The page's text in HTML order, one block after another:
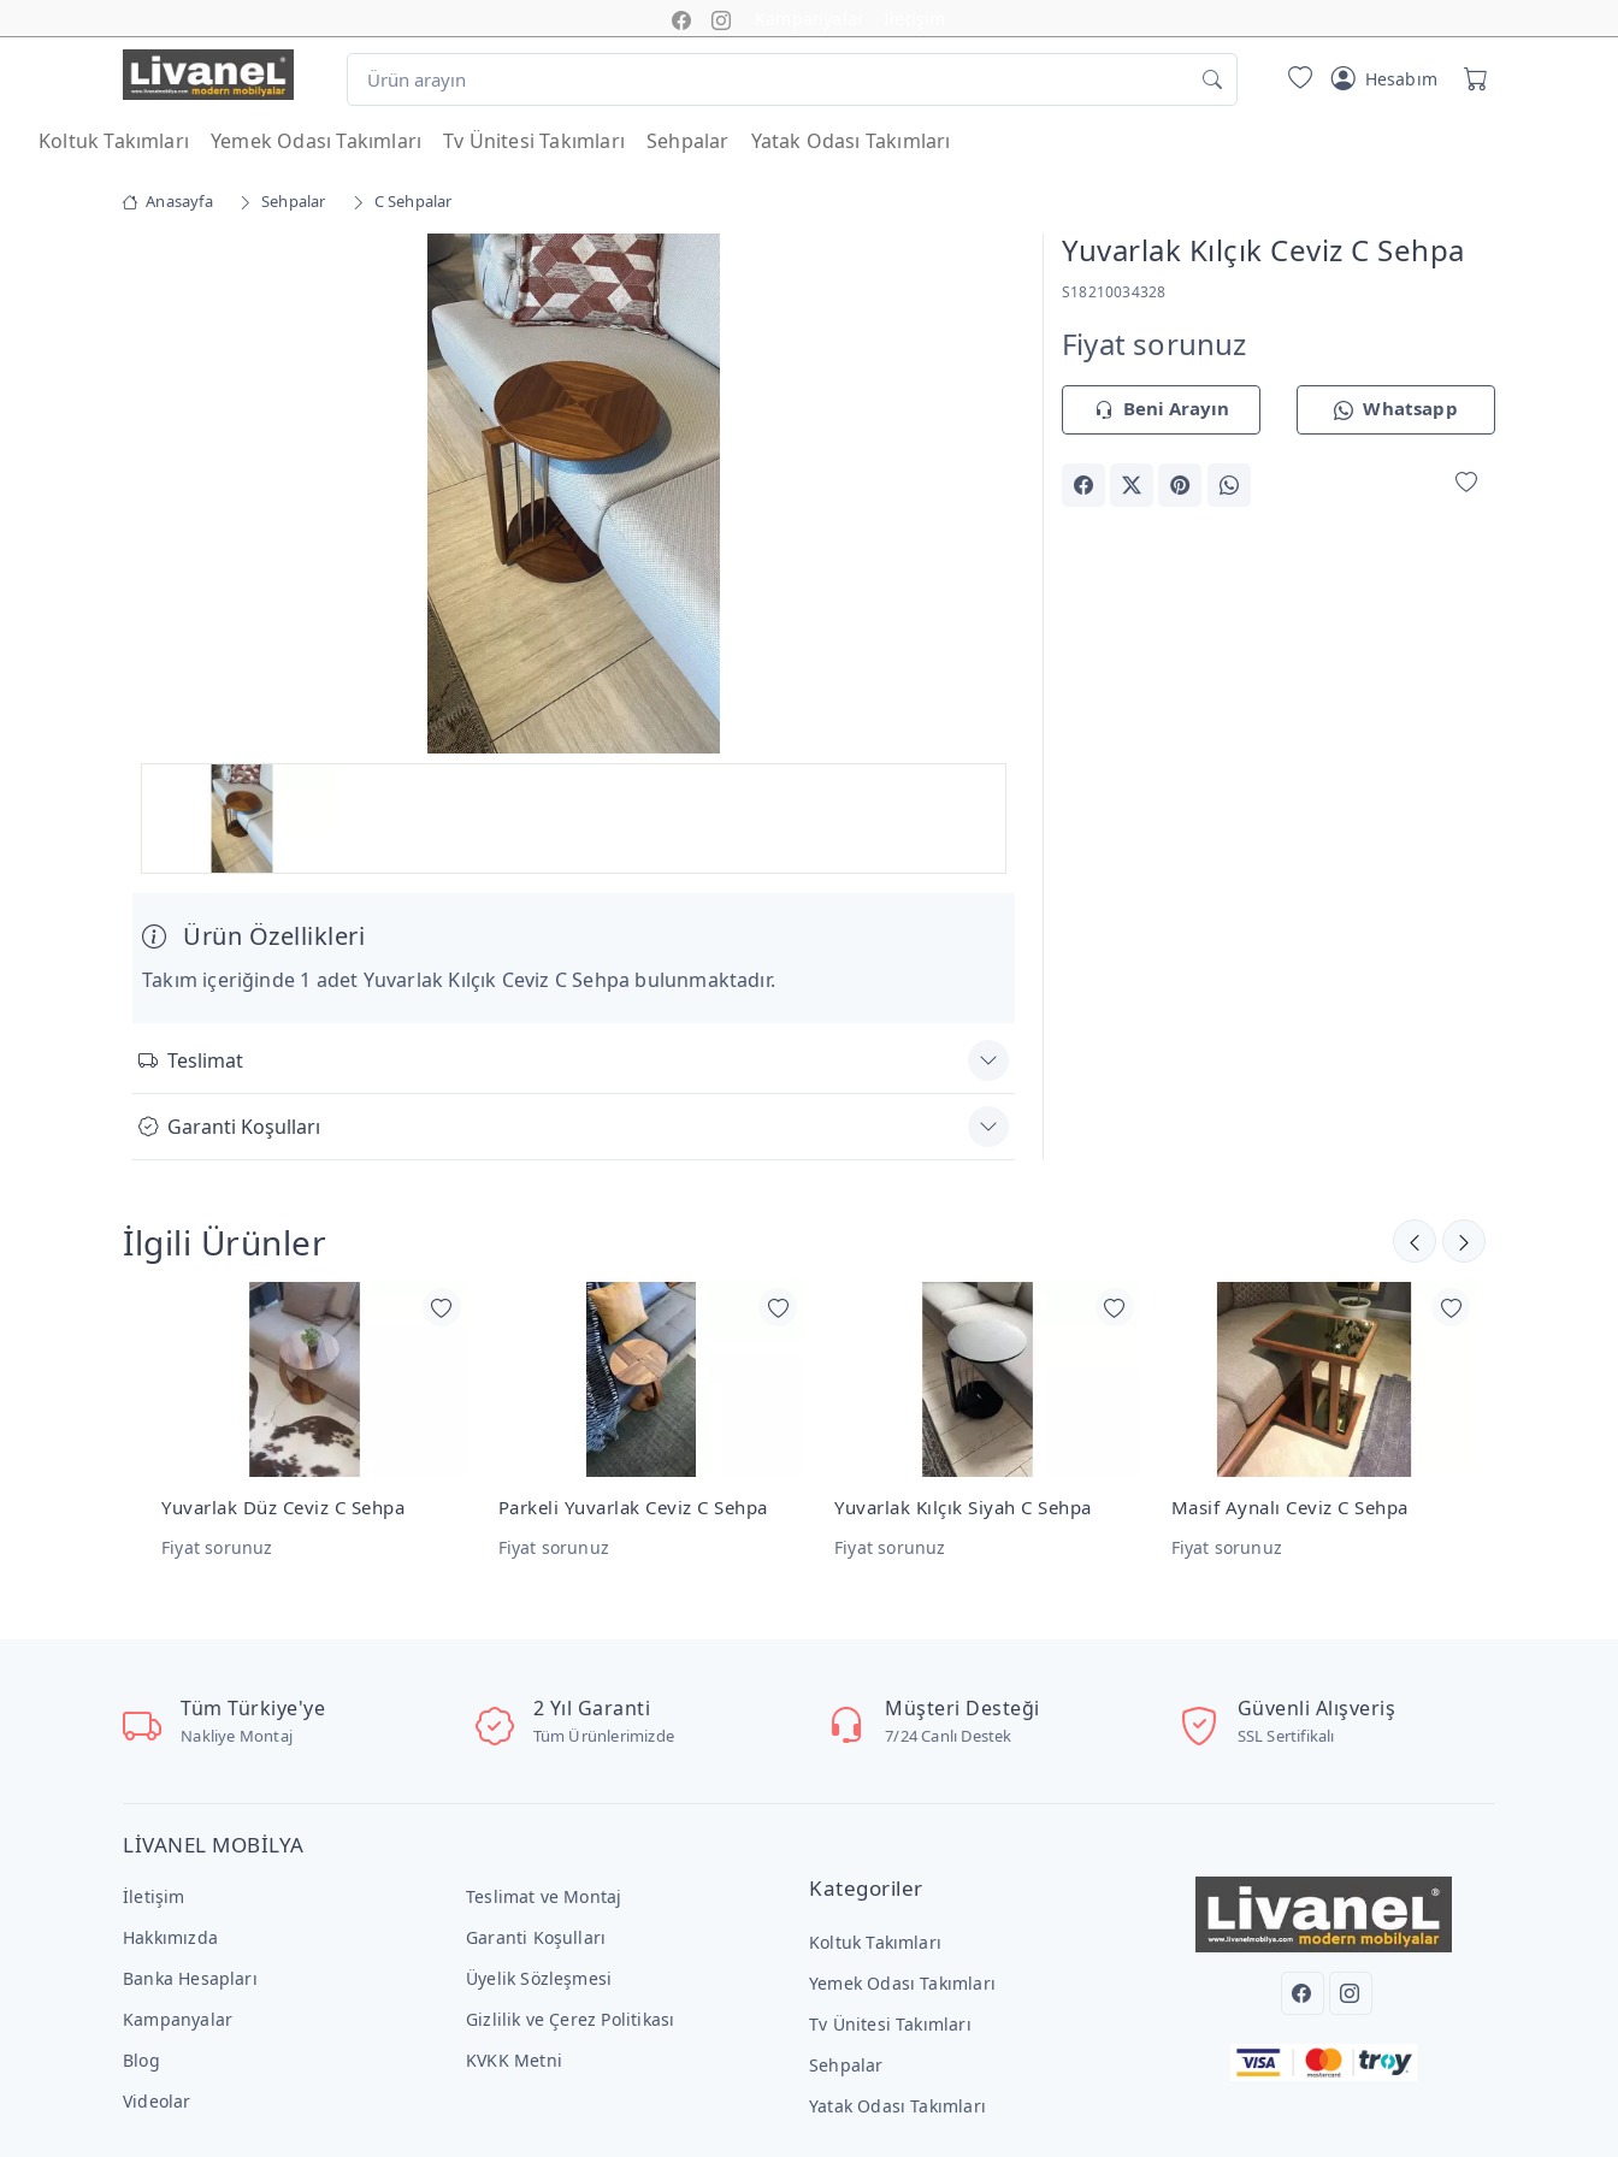
Hesabım
Koltuk Takımları Yemek Odası Takımları Tv Ünitesi Takımları Sehpalar Yatak Odası Takımları
Anasayfa Sehpalar C Sehpalar
Yuvarlak Kılçık Ceviz C Sehpa
S18210034328
Fiyat sorunuz
Beni Arayın Whatsapp
Ürün Özellikleri
Takım içeriğinde 1 adet Yuvarlak Kılçık Ceviz C Sehpa bulunmaktadır.
Teslimat
Garanti Koşulları
İlgili Ürünler
Parkeli Yuvarlak Ceviz C Sehpa
Fiyat sorunuz
Yuvarlak Kılçık Siyah C Sehpa
Fiyat sorunuz
Masif Aynalı Ceviz C Sehpa
Fiyat sorunuz
Masif Kılçıklı Dergilikli C Sehpa
Fiyat sorunuz
Tüm Türkiye'ye
Nakliye Montaj
2 Yıl Garanti
Tüm Ürünlerimizde
Müşteri Desteği
7/24 Canlı Destek
Güvenli Alışveriş
SSL Sertifikalı
LİVANEL MOBİLYA
İletişim
Hakkımızda
Banka Hesapları
Kampanyalar
Blog
Videolar
Teslimat ve Montaj
Garanti Koşulları
Üyelik Sözleşmesi
Gizlilik ve Çerez Politikası
KVKK Metni
Kategoriler
Koltuk Takımları
Yemek Odası Takımları
Tv Ünitesi Takımları
Sehpalar
Yatak Odası Takımları